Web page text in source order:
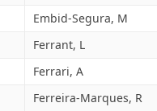
Embid-Segura, M
Ferrant, L
Ferrari, A
Ferreira-Marques, R